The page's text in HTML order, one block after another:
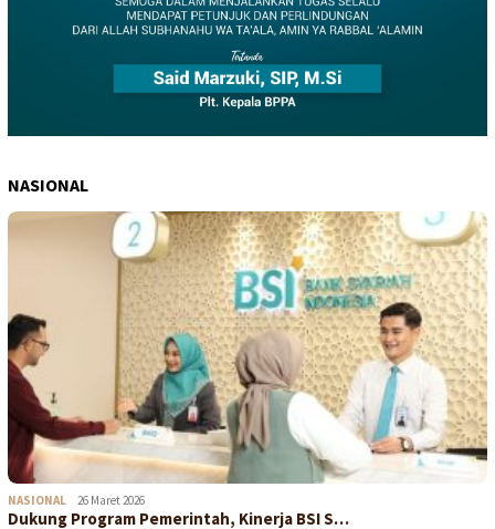
NASIONAL
NASIONAL 26 Maret 2026
Dukung Program Pemerintah, Kinerja BSI S…